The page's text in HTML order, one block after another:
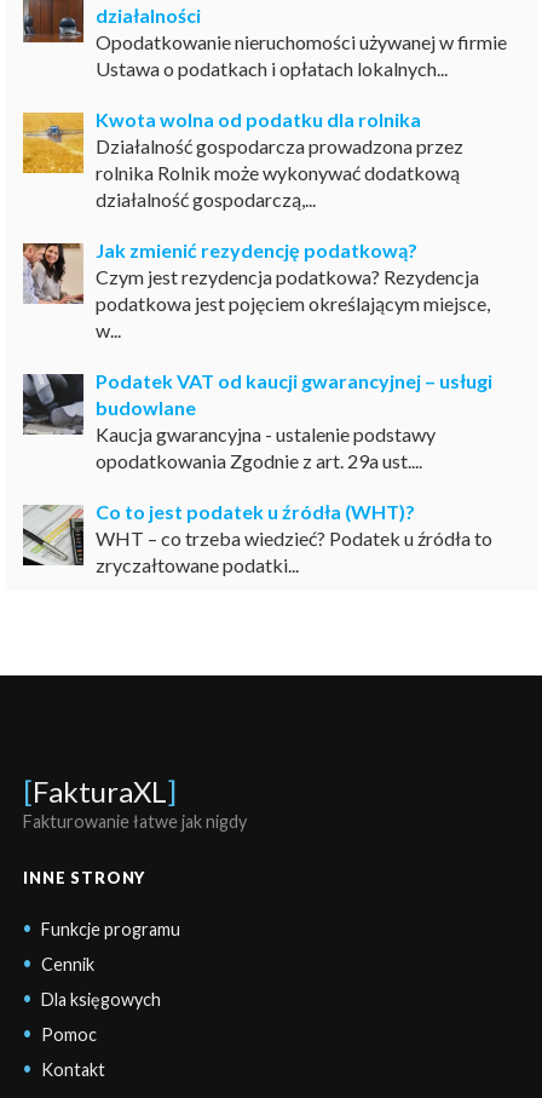
działalności
Opodatkowanie nieruchomości używanej w firmie
Ustawa o podatkach i opłatach lokalnych...
Kwota wolna od podatku dla rolnika
Działalność gospodarcza prowadzona przez
rolnika Rolnik może wykonywać dodatkową
działalność gospodarczą,...
Jak zmienić rezydencję podatkową?
Czym jest rezydencja podatkowa? Rezydencja
podatkowa jest pojęciem określającym miejsce,
w...
Podatek VAT od kaucji gwarancyjnej – usługi
budowlane
Kaucja gwarancyjna - ustalenie podstawy
opodatkowania Zgodnie z art. 29a ust....
Co to jest podatek u źródła (WHT)?
WHT – co trzeba wiedzieć? Podatek u źródła to
zryczałtowane podatki...
[FakturaXL ]
Fakturowanie łatwe jak nigdy
INNE STRONY
Funkcje programu
Cennik
Dla księgowych
Pomoc
Kontakt